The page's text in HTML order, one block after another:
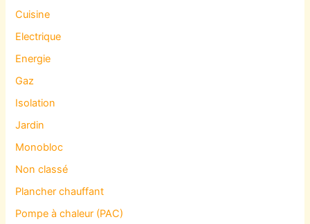
Cuisine
Electrique
Energie
Gaz
Isolation
Jardin
Monobloc
Non classé
Plancher chauffant
Pompe à chaleur (PAC)